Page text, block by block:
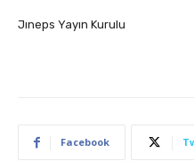
Jıneps Yayın Kurulu
Facebook